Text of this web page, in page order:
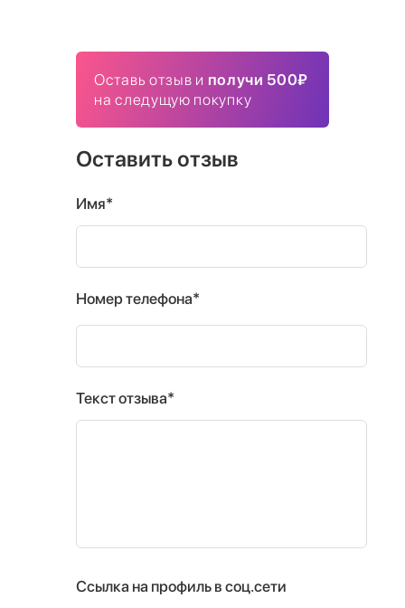
Оставь отзыв и получи 500₽
на следущую покупку
Оставить отзыв
Имя*
Номер телефона*
Текст отзыва*
Ссылка на профиль в соц.сети